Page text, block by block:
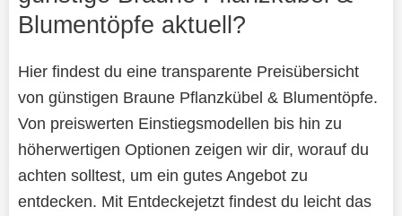
Blumentöpfe aktuell?
Hier findest du eine transparente Preisübersicht
von günstigen Braune Pflanzkübel & Blumentöpfe.
Von preiswerten Einstiegsmodellen bis hin zu
höherwertigen Optionen zeigen wir dir, worauf du
achten solltest, um ein gutes Angebot zu
entdecken. Mit Entdeckejetzt findest du leicht das